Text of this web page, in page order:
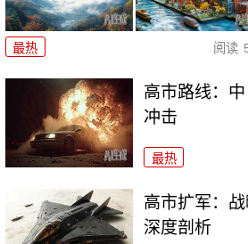
最热 阅读
高市路线：
冲击
最热
高市扩军：
深度剖析